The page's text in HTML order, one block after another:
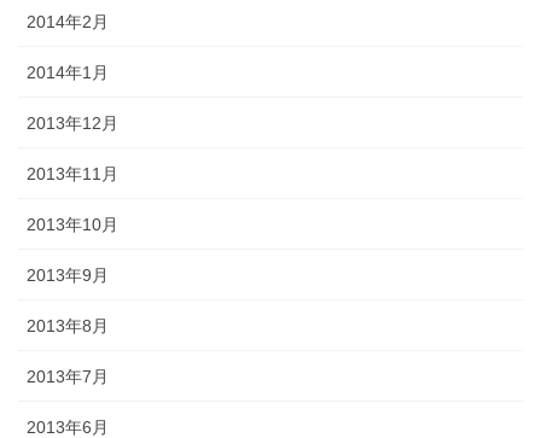
2014年2月
2014年1月
2013年12月
2013年11月
2013年10月
2013年9月
2013年8月
2013年7月
2013年6月